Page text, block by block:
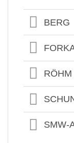
BERG
RÖHM
SMW-